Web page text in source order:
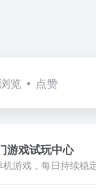
浏览 点赞
游戏试玩中心